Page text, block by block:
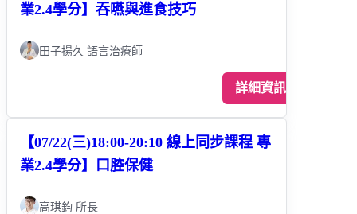
業2.4學分】吞嚥與進食技巧
田子揚久 語言治療師
詳細資訊
【07/22(三)18:00-20:10 線上同步課程 專
業2.4學分】口腔保健
高琪鈞 所長